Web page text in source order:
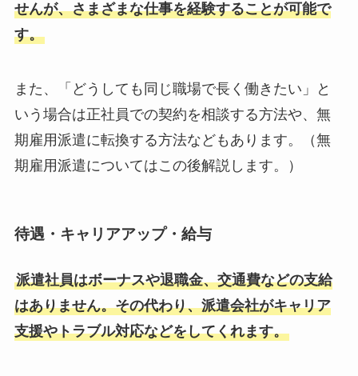
せんが、さまざまな仕事を経験することが可能で
す。
また、「どうしても同じ職場で長く働きたい」と
いう場合は正社員での契約を相談する方法や、無
期雇用派遣に転換する方法などもあります。（無
期雇用派遣についてはこの後解説します。）
待遇・キャリアアップ・給与
派遣社員はボーナスや退職金、交通費などの支給
はありません。その代わり、派遣会社がキャリア
支援やトラブル対応などをしてくれます。